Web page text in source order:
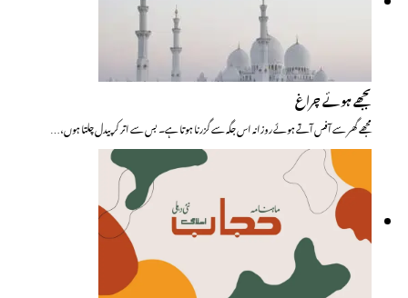
بجھے ہوئے چراغ
مجھے گھر سے آفس آتے ہوئے روزانہ اس جگہ سے گزرنا ہوتا ہے۔ بس سے اتر کر پیدل چلتا ہوں،…